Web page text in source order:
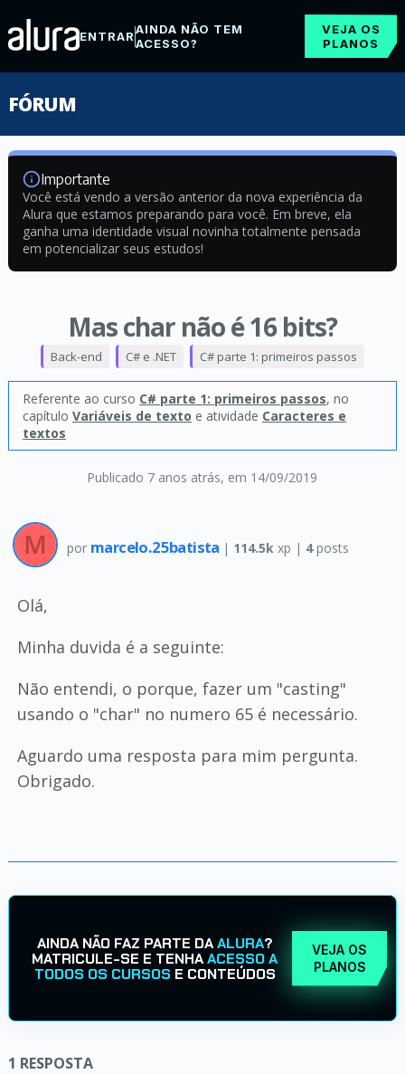
ENTRARAINDA NÃO TEM
ACESSO?
VEJA OS
PLANOS
FÓRUM
Importante
Você está vendo a versão anterior da nova experiência da
Alura que estamos preparando para você. Em breve, ela
ganha uma identidade visual novinha totalmente pensada
em potencializar seus estudos!
Mas char não é 16 bits?
Publicado 7 anos atrás, em 14/09/2019
Back-end C# e .NET C# parte 1: primeiros passos
Referente ao curso C# parte 1: primeiros passos, no
capítulo Variáveis de texto e atividade Caracteres e
textos
por marcelo.25batista | 114.5k xp | 4posts
Olá,
Minha duvida é a seguinte:
Não entendi, o porque, fazer um "casting"
usando o "char" no numero 65 é necessário.
Aguardo uma resposta para mim pergunta.
Obrigado.
AINDA NÃO FAZ PARTE DAALURA?
MATRICULE-SE E TENHAACESSO A
TODOS OS CURSOS E CONTEÚDOS
VEJA OS
PLANOS
1 RESPOSTA